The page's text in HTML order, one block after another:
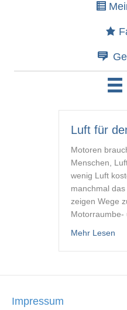
Luft für
Motoren
Menschen,
wenig Luft
manchmal
zeigen Wege
Motorraumbe-
Mehr Lesen
Impressum